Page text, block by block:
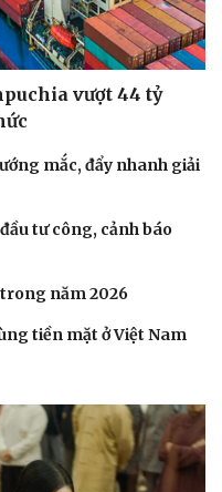
vượt 44 tỷ
mắc, đẩy nhanh giải
tư công, cảnh báo
trong năm 2026
tiền mặt ở Việt Nam